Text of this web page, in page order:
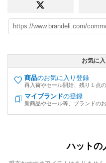
お気に
商品のお気に入り登録
再入荷やセール開始、残り１点
マイブランドの登録
新商品やセール等、ブランドの
ハットの